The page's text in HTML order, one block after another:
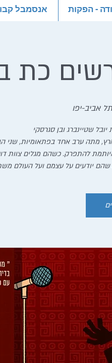
- הפקות אנסמבל
כת
תל אביב-יפו
מתה ערב אחד בפתאומיות, שני
להתפרק. כשהם מגלים צוות
יודעים על עצמם ועל העולם